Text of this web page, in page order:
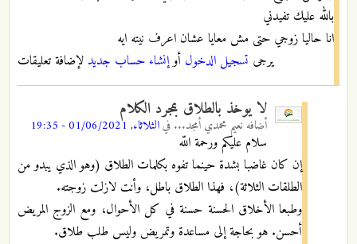
بالله عليك تفيدني
انا حاليا زوجي حتى مش معايا عشان اعرف نيته ايه
يرجى تسجيل الدخول أوإنشاء حساب جديد لإضافة تعليقات
لا يوخذ بالطلاق بمجرد الكلام
أضافه نعيم محمدي أمجد... فيالثلاثاء, 01/06/2021 - 19:35
سلام عليكم ورحمة اللّه
إن كان غاضبا بشدة حينما تفوه بكلمات الطلاق (وهو الذي يبدو من
الطلقات الثلاثة)، فهذا الطلاق باطل، وأنت لازلت زوجته.
وطبعا الأخلاق الحسنة حسنة في كل الأحوال، ومع الزوج المريض
أحسن. هو بحاجة إلى مساعدة وتمريض وليس طلب طلاق.